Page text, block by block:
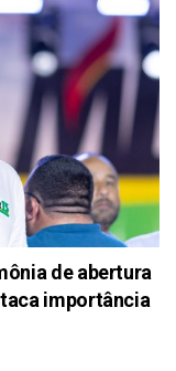
de abertura
importância